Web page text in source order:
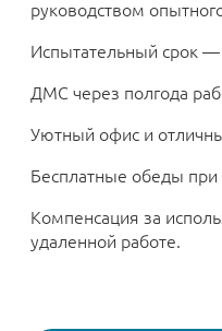
руководством
Испытательный срок
ДМС через полгода
Уютный офис и
Бесплатные обеды при
Компенсация за
удаленной работе.